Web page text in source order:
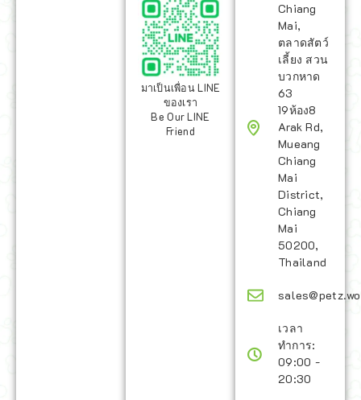
มาเป็นเพื่อน LINE
ของเรา
Be Our LINE
Friend
Chiang
Mai,
ตลาดสัตว์
เลี้ยง สวน
บวกหาด
63
19ห้อง8
Arak Rd,
Mueang
Chiang
Mai
District,
Chiang
Mai
50200,
Thailand
เวลา
ทำการ:
09:00 -
20:30